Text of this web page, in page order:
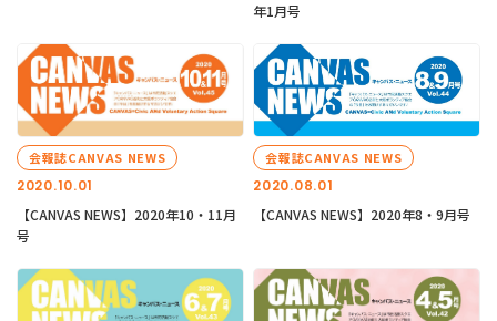
年1月号
2020.10.01
会報誌CANVAS NEWS
【CANVAS NEWS】2020年10・11月
号
2020.08.01
会報誌CANVAS NEWS
【CANVAS NEWS】2020年8・9月号